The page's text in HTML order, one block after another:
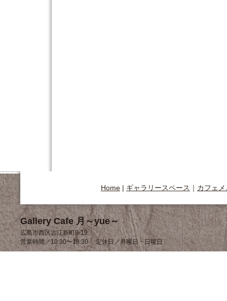
Home | ギャラリースペース ｜ カフェ
Gallery Cafe 月～yue～
広島市西区古江新町8-19
営業時間／10:30〜18:30 定休日／月曜日・日曜日